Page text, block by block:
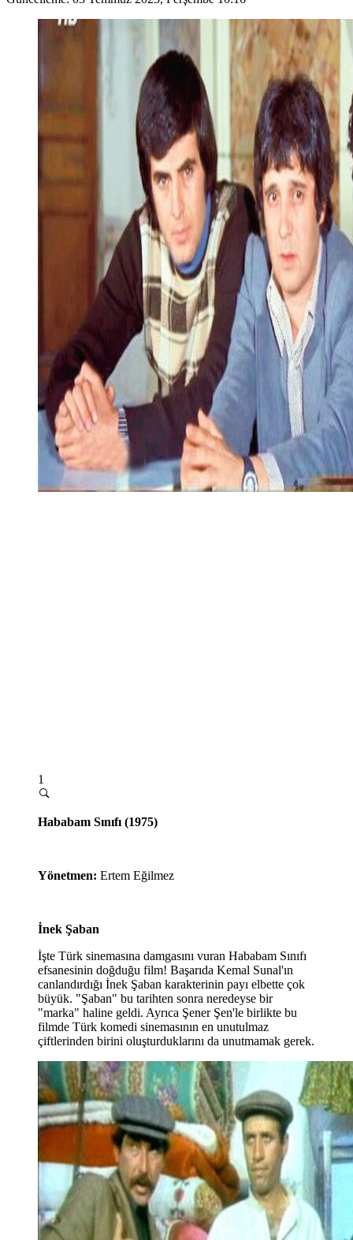
1
Hababam Sınıfı (1975)
Yönetmen: Ertem Eğilmez
İnek Şaban
İşte Türk sinemasına damgasını vuran Hababam Sınıfı
efsanesinin doğduğu film! Başarıda Kemal Sunal'ın
canlandırdığı İnek Şaban karakterinin payı elbette çok
büyük. "Şaban" bu tarihten sonra neredeyse bir
"marka" haline geldi. Ayrıca Şener Şen'le birlikte bu
filmde Türk komedi sinemasının en unutulmaz
çiftlerinden birini oluşturduklarını da unutmamak gerek.